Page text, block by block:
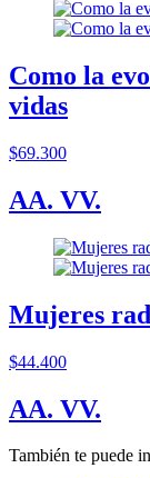
Como la
vidas
$69.300
AA. VV.
Mujeres
$44.400
AA. VV.
También te puede